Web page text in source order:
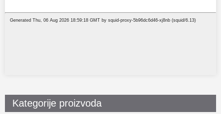
Kategorije proizvoda